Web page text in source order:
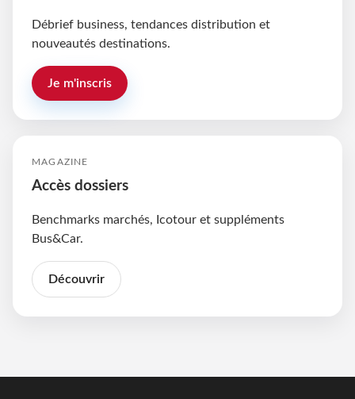
Débrief business, tendances distribution et
nouveautés destinations.
Je m'inscris
MAGAZINE
Accès dossiers
Benchmarks marchés, Icotour et suppléments
Bus&Car.
Découvrir